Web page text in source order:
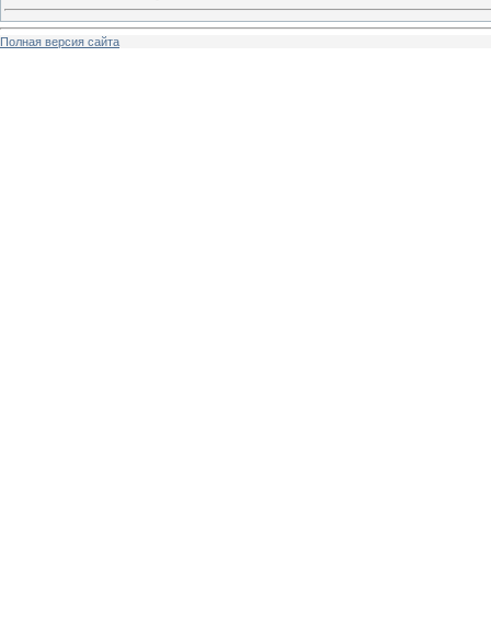
Полная версия сайта